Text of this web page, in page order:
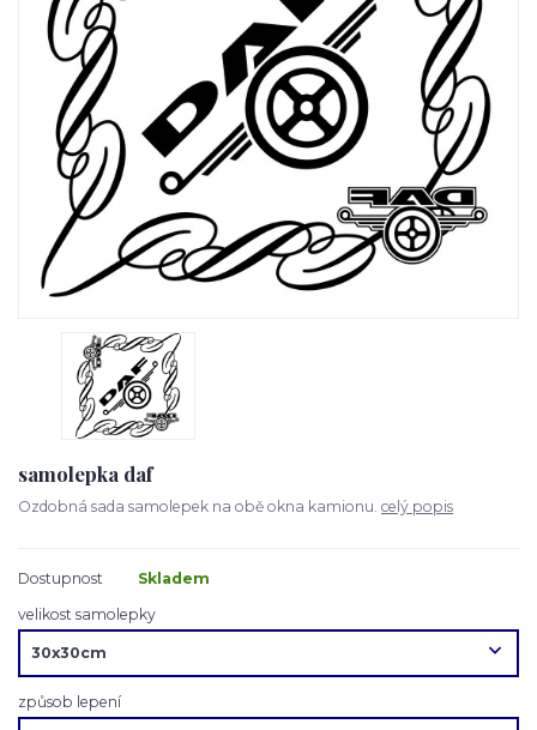
samolepka daf
Ozdobná sada samolepek na obě okna kamionu. celý popis
Dostupnost
Skladem
velikost samolepky
způsob lepení